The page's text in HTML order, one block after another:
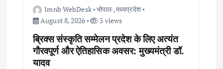
Imnb WebDesk भोपाल,मध्यप्रदेश
August 8, 2026
5 views
ब्रिक्स संस्कृति सम्मेलन प्रदेश के लिए अत्यंत
गौरवपूर्ण और ऐतिहासिक अवसर: मुख्यमंत्री डॉ.
यादव